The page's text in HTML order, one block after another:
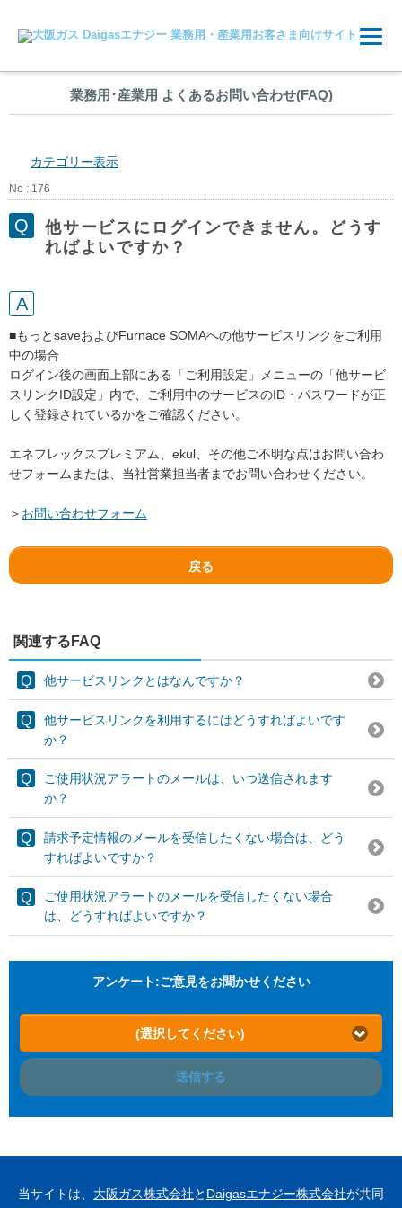
業務用 ･産業用 よくあるお問い合わせ(FAQ)
カテゴリー表示
No : 176
他サービスにログインできません。どうす
ればよいですか？
■もっとsaveおよびFurnace SOMAへの他サービスリンクをご利用
中の場合
ログイン後の画面上部にある「ご利用設定」メニューの「他サービ
スリンクID設定」内で、ご利用中のサービスのID・パスワードが正
しく登録されているかをご確認ください。
エネフレックスプレミアム、ekul、その他ご不明な点はお問い合わ
せフォームまたは、当社営業担当者までお問い合わせください。
＞ お問い合わせフォーム
戻る
関連するFAQ
他サービスリンクとはなんですか？
他サービスリンクを利用するにはどうすればよいです
か？
ご使用状況アラートのメールは、いつ送信されます
か？
請求予定情報のメールを受信したくない場合は、どう
すればよいですか？
ご使用状況アラートのメールを受信したくない場合
は、どうすればよいですか？
アンケート:ご意見をお聞かせください
(選択してください)
送信する
当サイトは、 大阪ガス株式会社と Daigasエナジー株式会社が共同